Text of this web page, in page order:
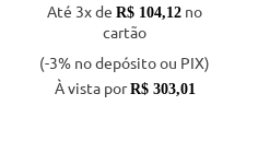
Até 3x de R$ 104,12 no
cartão
(-3% no depósito ou PIX)
À vista porR$ 303,01